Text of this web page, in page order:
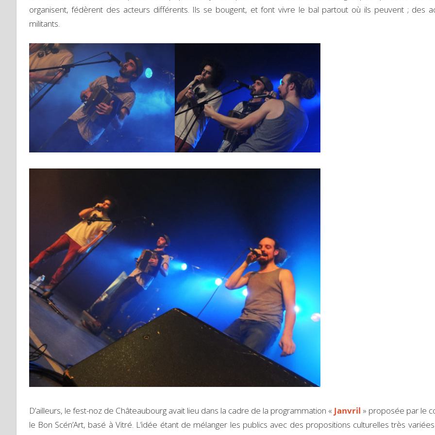
organisent, fédèrent des acteurs différents. Ils se bougent, et font vivre le bal partout où ils peuvent ; des
militants.
D’ailleurs, le fest-noz de Châteaubourg avait lieu dans la cadre de la programmation « Janvril » proposée par le
le Bon Scén’Art, basé à Vitré. L’idée étant de mélanger les publics avec des propositions culturelles très